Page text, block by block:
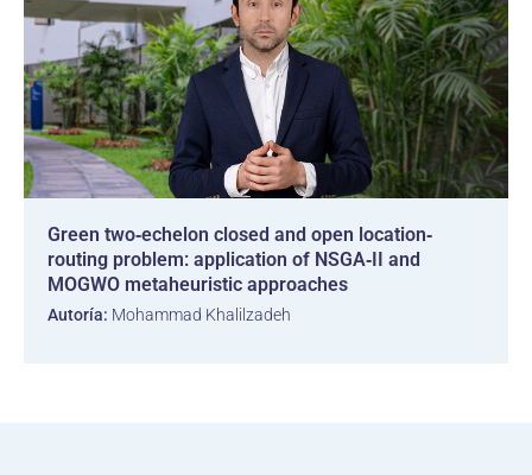
Green two‐echelon closed and open location‐
routing problem: application of NSGA‐II and
MOGWO metaheuristic approaches
Autoría: Mohammad Khalilzadeh